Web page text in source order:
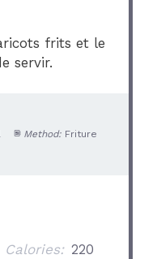
frits et le
servir.
Method: Friture
Calories: 220